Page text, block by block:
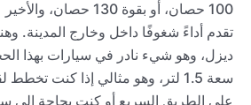
100 حصان، أو بقوة 130
تقدم أداءً شغوفًا داخل وخارج المدينة.
ديزل، وهو شيء نادر في سيارات بهذا
سعة 1.5 لتر، وهو مثالي إذا كنت
على الطريق السريع أو كنت بحاجة